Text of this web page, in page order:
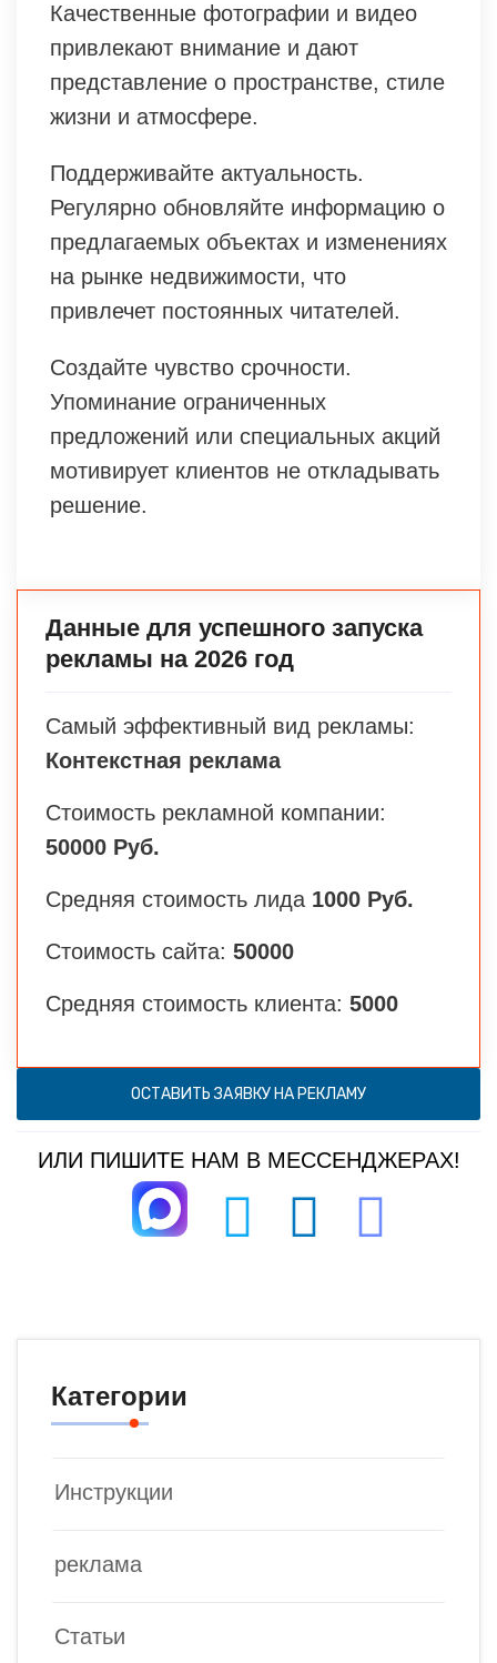
Качественные фотографии и видео
привлекают внимание и дают
представление о пространстве, стиле
жизни и атмосфере.
Поддерживайте актуальность.
Регулярно обновляйте информацию о
предлагаемых объектах и изменениях
на рынке недвижимости, что
привлечет постоянных читателей.
Создайте чувство срочности.
Упоминание ограниченных
предложений или специальных акций
мотивирует клиентов не откладывать
решение.
Данные для успешного запуска
рекламы на 2026 год
Самый эффективный вид рекламы:
Контекстная реклама
Стоимость рекламной компании:
50000 Руб.
Средняя стоимость лида 1000 Руб.
Стоимость сайта: 50000
Средняя стоимость клиента: 5000
ОСТАВИТЬ ЗАЯВКУ НА РЕКЛАМУ
ИЛИ ПИШИТЕ НАМ В МЕССЕНДЖЕРАХ!
Категории
Инструкции
реклама
Статьи